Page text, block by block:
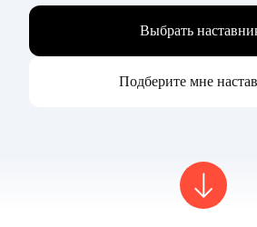
Выбрать
Подберите мне